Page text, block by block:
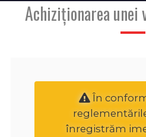
Achiziționarea
În
înregistrăm